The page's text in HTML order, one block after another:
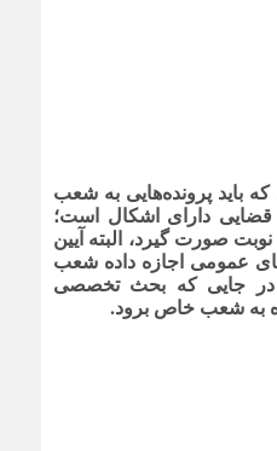
باید پرونده‌هایی به شعب
دارای اشکال است؛
صورت گیرد، البته آیین
عمومی اجازه داده شعب
در جایی که بحث تخصصی
به شعب خاص برود.